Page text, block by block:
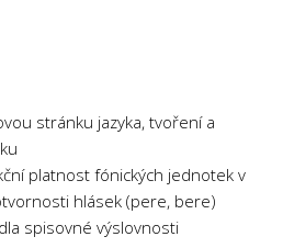
stránku jazyka, tvoření a
platnost fónických jednotek v
hlásek (pere, bere)
spisovné výslovnosti